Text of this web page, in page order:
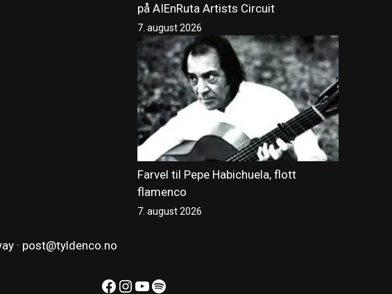
på AIEnRuta Artists Circuit
7. august 2026
Farvel til Pepe Habichuela, flott
flamenco
7. august 2026
· post@tyldenco.no
Facebook
Instagram
YouTube
Spotify